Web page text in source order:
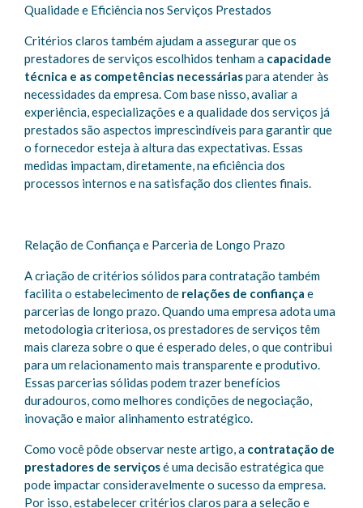
Qualidade e Eficiência nos Serviços Prestados
Critérios claros também ajudam a assegurar que os
prestadores de serviços escolhidos tenham a capacidade
técnica e as competências necessáriaspara atender às
necessidades da empresa. Com base nisso, avaliar a
experiência, especializações e a qualidade dos serviços já
prestados são aspectos imprescindíveis para garantir que
o fornecedor esteja à altura das expectativas. Essas
medidas impactam, diretamente, na eficiência dos
processos internos e na satisfação dos clientes finais.
Relação de Confiança e Parceria de Longo Prazo
A criação de critérios sólidos para contratação também
facilita o estabelecimento de relações de confiança e
parcerias de longo prazo. Quando uma empresa adota uma
metodologia criteriosa, os prestadores de serviços têm
mais clareza sobre o que é esperado deles, o que contribui
para um relacionamento mais transparente e produtivo.
Essas parcerias sólidas podem trazer benefícios
duradouros, como melhores condições de negociação,
inovação e maior alinhamento estratégico.
Como você pôde observar neste artigo, a contratação de
prestadores de serviçosé uma decisão estratégica que
pode impactar consideravelmente o sucesso da empresa.
Por isso, estabelecer critérios claros para a seleção e